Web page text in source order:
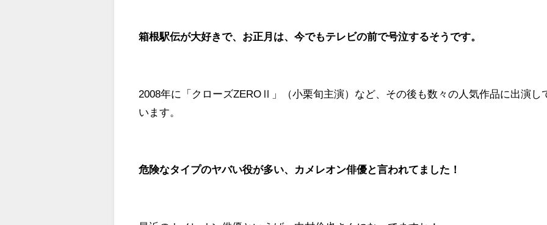
箱根駅伝が大好きで、お正月は、今でもテレビの前で号泣するそうです。
2008年に「クローズZEROⅡ」（小栗旬主演）など、その後も数々の人気作品に出演し
います。
危険なタイプのヤバい役が多い、カメレオン俳優と言われてました！